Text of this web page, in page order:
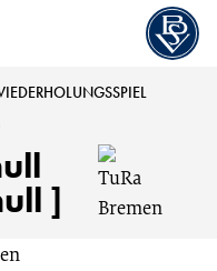
]